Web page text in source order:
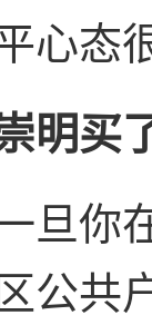
心态
明买
旦你
公共